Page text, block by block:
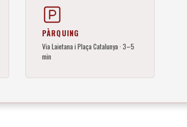
PÀRQUING
Via Laietana i Plaça Catalunya · 3–5
min